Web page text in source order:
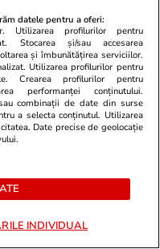
ce
16:09
datele pentru a oferi:
Utilizarea profilurilor pentru
Stocarea și/sau accesarea
și îmbunătățirea serviciilor.
Utilizarea profilurilor pentru
Crearea profilurilor pentru
performanței conținutului.
combinații de date din surse
a selecta conținutul. Utilizarea
Date precise de geolocație
INDIVIDUAL